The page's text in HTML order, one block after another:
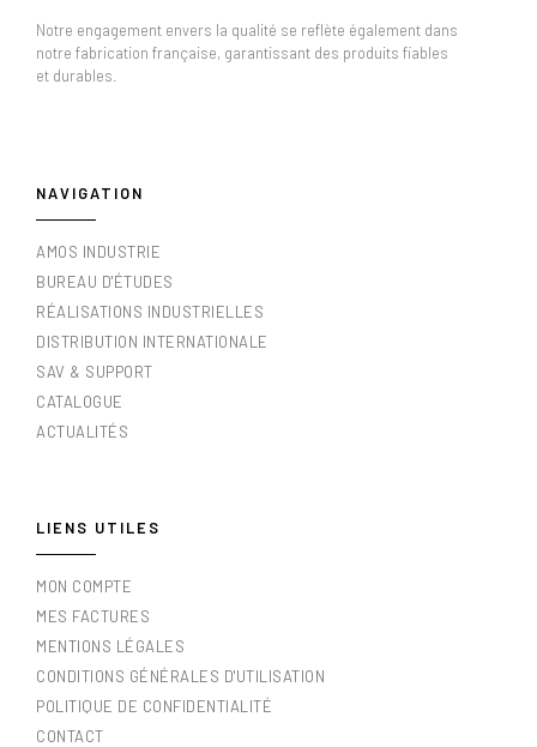
Notre engagement envers la qualité se reflète également dans
notre fabrication française, garantissant des produits fiables
et durables.
NAVIGATION
AMOS INDUSTRIE
BUREAU D'ÉTUDES
RÉALISATIONS INDUSTRIELLES
DISTRIBUTION INTERNATIONALE
SAV & SUPPORT
CATALOGUE
ACTUALITÉS
LIENS UTILES
MON COMPTE
MES FACTURES
MENTIONS LÉGALES
CONDITIONS GÉNÉRALES D'UTILISATION
POLITIQUE DE CONFIDENTIALITÉ
CONTACT